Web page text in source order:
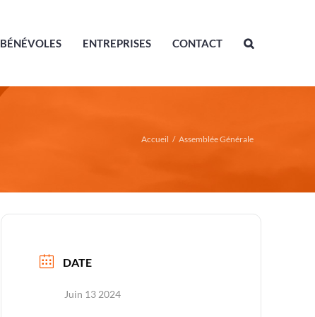
BÉNÉVOLES ENTREPRISES CONTACT
Accueil / Assemblée Générale
DATE
Juin 13 2024